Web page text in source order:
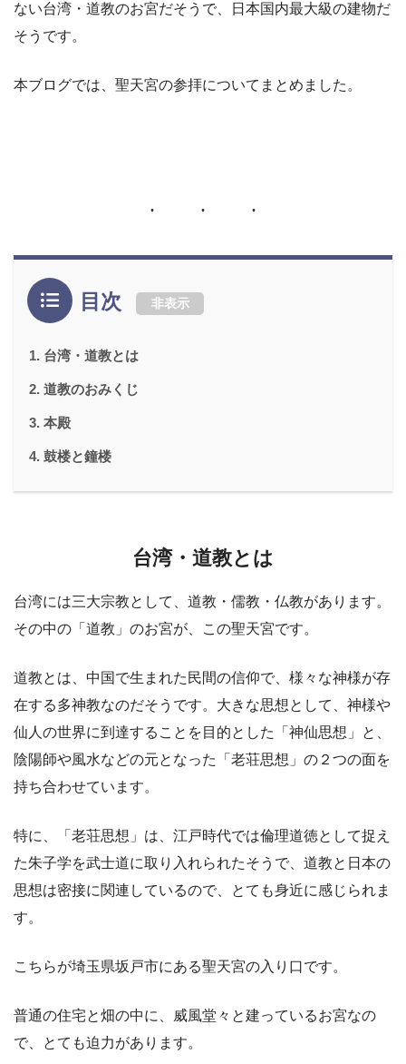
ない台湾・道教のお宮だそうで、日本国内最大級の建物だ
そうです。
本ブログでは、聖天宮の参拝についてまとめました。
目次 非表示
台湾・道教とは
道教のおみくじ
本殿
鼓楼と鐘楼
台湾・道教とは
台湾には三大宗教として、道教・儒教・仏教があります。
その中の「道教」のお宮が、この聖天宮です。
道教とは、中国で生まれた民間の信仰で、様々な神様が存
在する多神教なのだそうです。大きな思想として、神様や
仙人の世界に到達することを目的とした「神仙思想」と、
陰陽師や風水などの元となった「老荘思想」の２つの面を
持ち合わせています。
特に、「老荘思想」は、江戸時代では倫理道徳として捉え
た朱子学を武士道に取り入れられたそうで、道教と日本の
思想は密接に関連しているので、とても身近に感じられま
す。
こちらが埼玉県坂戸市にある聖天宮の入り口です。
普通の住宅と畑の中に、威風堂々と建っているお宮なの
で、とても迫力があります。